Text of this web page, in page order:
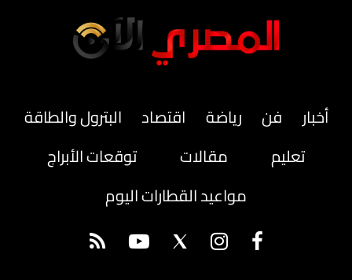
أخبار فن رياضة اقتصاد
البترول والطاقة
تعليم
مقالات
توقعات الأبراج
مواعيد القطارات اليوم